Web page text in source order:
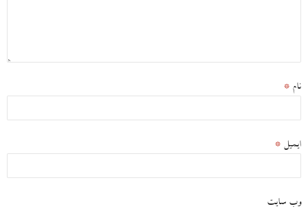
نام *
ایمیل *
وب‌ سایت